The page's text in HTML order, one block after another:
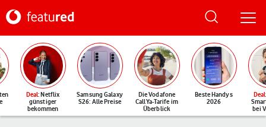
Deal: Netflix
günstiger
bekommen
Samsung Galaxy
S26: Alle Preise
Die Vodafone
CallYa-Tarife im
Überblick
Beste Handys
2026
Deal
bei